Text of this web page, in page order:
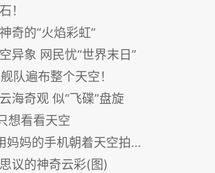
！
奇的“火焰彩虹”
异象 网民忧“世界末日”
队遍布整个天空！
海奇观 似“飞碟”盘旋
想看看天空
机朝着天空拍了一整天的原因是...
议的神奇云彩(图)